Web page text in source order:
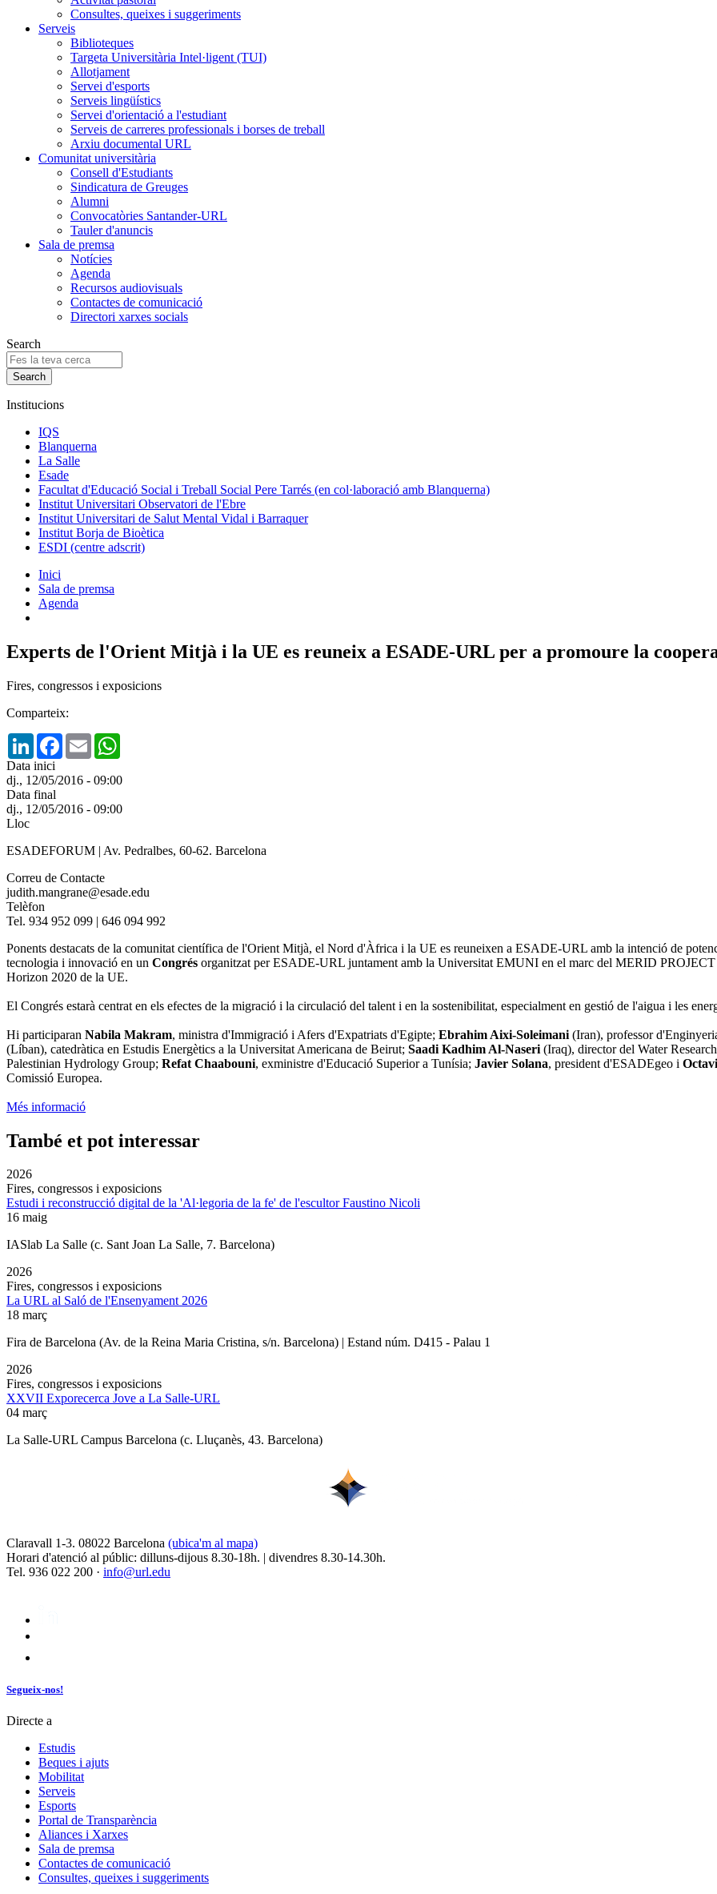
Consultes, queixes i suggeriments
Serveis
Biblioteques
Targeta Universitària Intel·ligent (TUI)
Allotjament
Servei d'esports
Serveis lingüístics
Servei d'orientació a l'estudiant
Serveis de carreres professionals i borses de treball
Arxiu documental URL
Comunitat universitària
Consell d'Estudiants
Sindicatura de Greuges
Alumni
Convocatòries Santander-URL
Tauler d'anuncis
Sala de premsa
Notícies
Agenda
Recursos audiovisuals
Contactes de comunicació
Directori xarxes socials
Search
Institucions
IQS
Blanquerna
La Salle
Esade
Facultat d'Educació Social i Treball Social Pere Tarrés (en col·laboració amb Blanquerna)
Institut Universitari Observatori de l'Ebre
Institut Universitari de Salut Mental Vidal i Barraquer
Institut Borja de Bioètica
ESDI (centre adscrit)
Inici
Sala de premsa
Agenda
Experts de l'Orient Mitjà i la UE es reuneix a ESADE-URL per a promoure la
Fires, congressos i exposicions
Comparteix:
LinkedInFacebook
Email
Data inici
dj., 12/05/2016 - 09:00
Data final
dj., 12/05/2016 - 09:00
Lloc
ESADEFORUM | Av. Pedralbes, 60-62. Barcelona
Correu de Contacte
judith.mangrane@esade.edu
Telèfon
Tel. 934 952 099 | 646 094 992
Ponents destacats de la comunitat científica de l'Orient Mitjà, el Nord d'Àfrica i la UE es reuneixen a ESADE-URL amb la intenció de
tecnologia i innovació en un Congrés organitzat per ESADE-URL juntament amb la Universitat EMUNI en el marc del MERID
Horizon 2020 de la UE.
El Congrés estarà centrat en els efectes de la migració i la circulació del talent i en la sostenibilitat, especialment en gestió de l'aigua i les
Hi participaran Nabila Makram, ministra d'Immigració i Afers d'Expatriats d'Egipte; Ebrahim Aixi-Soleimani (Iran), professor
(Líban), catedràtica en Estudis Energètics a la Universitat Americana de Beirut; Saadi Kadhim Al-Naseri (Iraq), director del Water
Palestinian Hydrology Group; Refat Chaabouni, exministre d'Educació Superior a Tunísia; Javier Solana, president d'ESADEgeo i
Comissió Europea.
Més informació
També et pot interessar
2026
Fires, congressos i exposicions
Estudi i reconstrucció digital de la 'Al·legoria de la fe' de l'escultor Faustino Nicoli
16 maig
IASlab La Salle (c. Sant Joan La Salle, 7. Barcelona)
2026
Fires, congressos i exposicions
La URL al Saló de l'Ensenyament 2026
18 març
Fira de Barcelona (Av. de la Reina Maria Cristina, s/n. Barcelona) | Estand núm. D415 - Palau 1
2026
Fires, congressos i exposicions
XXVII Exporecerca Jove a La Salle-URL
04 març
La Salle-URL Campus Barcelona (c. Lluçanès, 43. Barcelona)
Claravall 1-3. 08022 Barcelona (ubica'm al mapa)
Horari d'atenció al públic: dilluns-dijous 8.30-18h. | divendres 8.30-14.30h.
Tel. 936 022 200 · info@url.edu
Segueix-nos!
Directe a
Estudis
Beques i ajuts
Mobilitat
Serveis
Esports
Portal de Transparència
Aliances i Xarxes
Sala de premsa
Contactes de comunicació
Consultes, queixes i suggeriments